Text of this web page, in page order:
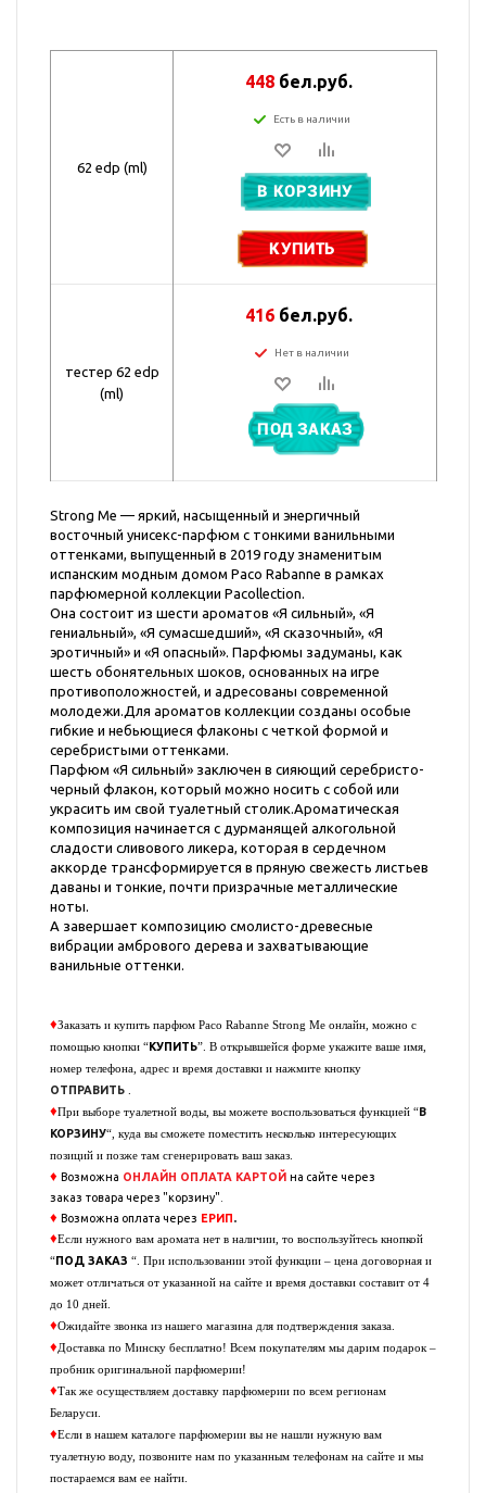
62 edp (ml)
448 бел.руб.
Есть в наличии
В КОРЗИНУ
КУПИТЬ
тестер 62 edp
(ml)
416 бел.руб.
Нет в наличии
ПОД ЗАКАЗ
Strong Me — яркий, насыщенный и энергичный
восточный унисекс-парфюм с тонкими ванильными
оттенками, выпущенный в 2019 году знаменитым
испанским модным домом Paco Rabanne в рамках
парфюмерной коллекции Pacollection.
Она состоит из шести ароматов «Я сильный», «Я
гениальный», «Я сумасшедший», «Я сказочный», «Я
эротичный» и «Я опасный». Парфюмы задуманы, как
шесть обонятельных шоков, основанных на игре
противоположностей, и адресованы современной
молодежи.Для ароматов коллекции созданы особые
гибкие и небьющиеся флаконы с четкой формой и
серебристыми оттенками.
Парфюм «Я сильный» заключен в сияющий серебристо-
черный флакон, который можно носить с собой или
украсить им свой туалетный столик.Ароматическая
композиция начинается с дурманящей алкогольной
сладости сливового ликера, которая в сердечном
аккорде трансформируется в пряную свежесть листьев
даваны и тонкие, почти призрачные металлические
ноты.
А завершает композицию смолисто-древесные
вибрации амбрового дерева и захватывающие
ванильные оттенки.
♦Заказать и купить парфюм Paco Rabanne Strong Me онлайн, можно с
помощью кнопки “КУПИТЬ”. В открывшейся форме укажите ваше имя,
номер телефона, адрес и время доставки и нажмите кнопку
ОТПРАВИТЬ
♦При выборе туалетной воды, вы можете воспользоваться функцией “В
КОРЗИНУ“, куда вы сможете поместить несколько интересующих
позиций и позже там сгенерировать ваш заказ.
♦ Возможна ОНЛАЙН ОПЛАТА КАРТОЙ на сайте через
заказ товара через "корзину".
♦ Возможна оплата через ЕРИП.
♦Если нужного вам аромата нет в наличии, то воспользуйтесь кнопкой
“ПОД ЗАКАЗ “. При использовании этой функции – цена договорная и
может отличаться от указанной на сайте и время доставки составит от 4
до 10 дней.
♦Ожидайте звонка из нашего магазина для подтверждения заказа.
♦Доставка по Минску бесплатно! Всем покупателям мы дарим подарок –
пробник оригинальной парфюмерии!
♦Так же осуществляем доставку парфюмерии по всем регионам
Беларуси.
♦Если в нашем каталоге парфюмерии вы не нашли нужную вам
туалетную воду, позвоните нам по указанным телефонам на сайте и мы
постараемся вам ее найти.